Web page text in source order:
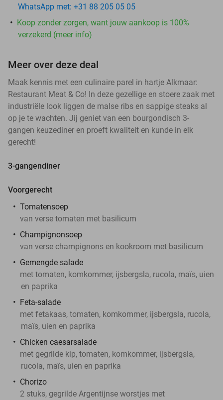
WhatsApp met: +31 88 205 05 05
Koop zonder zorgen, want jouw aankoop is 100%
verzekerd (meer info)
Meer over deze deal
Maak kennis met een culinaire parel in hartje Alkmaar:
Restaurant Meat & Co! In deze gezellige en stoere zaak met
industriële look liggen de malse ribs en sappige steaks al
op je te wachten. Jij geniet van een bourgondisch 3-
gangen keuzediner en proeft kwaliteit en kunde in elk
gerecht!
3-gangendiner
Voorgerecht
Tomatensoep
van verse tomaten met basilicum
Champignonsoep
van verse champignons en kookroom met basilicum
Gemengde salade
met tomaten, komkommer, ijsbergsla, rucola, maïs, uien
en paprika
Feta-salade
met fetakaas, tomaten, komkommer, ijsbergsla, rucola,
maïs, uien en paprika
Chicken caesarsalade
met gegrilde kip, tomaten, komkommer, ijsbergsla,
rucola, maïs, uien en paprika
Chorizo
2 stuks, gegrilde Argentijnse worstjes met